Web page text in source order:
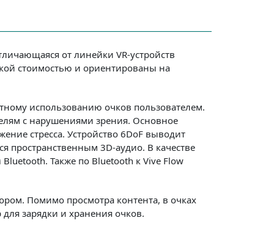
от линейки VR-устройств
стоимостью и ориентированы на
использованию очков пользователем.
с нарушениями зрения. Основное
стресса. Устройство 6DoF выводит
пространственным 3D-аудио. В качестве
Также по Bluetooth к Vive Flow
Помимо просмотра контента, в очках
для зарядки и хранения очков.